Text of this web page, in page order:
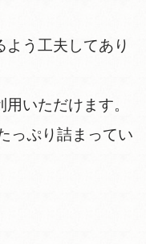
う工夫してあり
いただけます。
っぷり詰まってい